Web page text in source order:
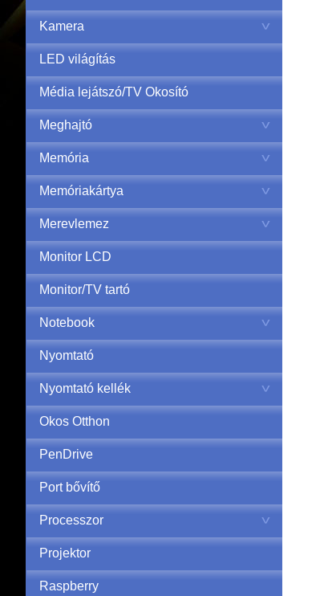
Kamera
LED világítás
Média lejátszó/TV Okosító
Meghajtó
Memória
Memóriakártya
Merevlemez
Monitor LCD
Monitor/TV tartó
Notebook
Nyomtató
Nyomtató kellék
Okos Otthon
PenDrive
Port bővítő
Processzor
Projektor
Raspberry